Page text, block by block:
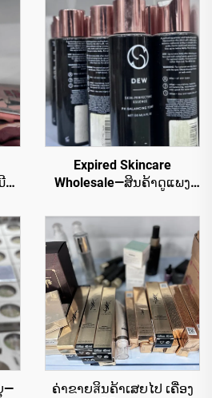
Expired Skincare
Wholesale—ສິນຄ້າດູແພງ
ສູງສຳລັບເນື້ອໝາກທີ່ສົງສະຫຼາ
ງ
—
ຄ່າຂາຍสິນຄ້າເສຍໄປ ເຄື່ອງ